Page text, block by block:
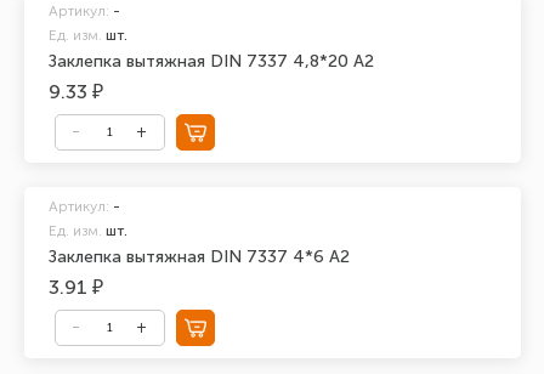
Заклепка вытяжная DIN 7337 4,8*20 А2
Артикул: -
Ед. изм. шт.
9.33 ₽
Заклепка вытяжная DIN 7337 4*6 А2
Артикул: -
Ед. изм. шт.
3.91 ₽